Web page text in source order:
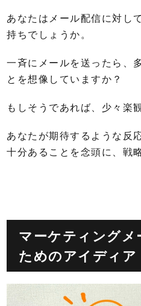
あなたはメール配信に対し
持ちでしょうか。
一斉にメールを送ったら、
とを想像していますか？
もしそうであれば、少々楽
あなたが期待するような反
十分あることを念頭に、戦
マーケティングメ
ためのアイディア